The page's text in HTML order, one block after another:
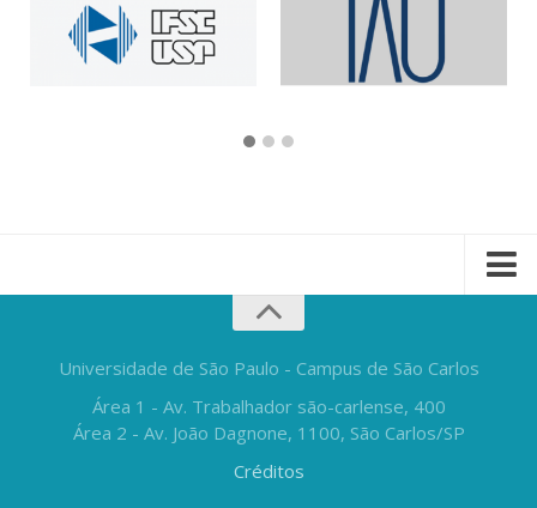
Universidade de São Paulo - Campus de São Carlos
Área 1 - Av. Trabalhador são-carlense, 400
Área 2 - Av. João Dagnone, 1100, São Carlos/SP
Créditos